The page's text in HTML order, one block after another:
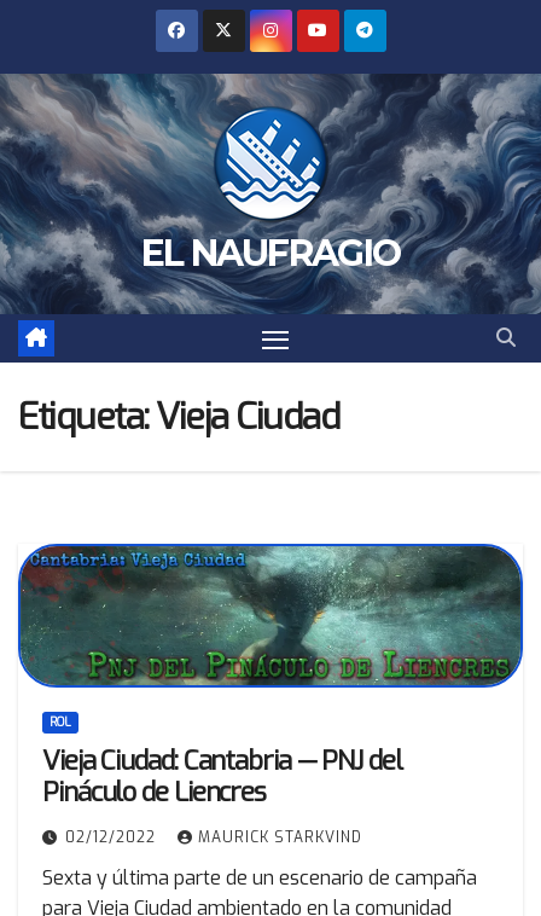
contenido
EL NAUFRAGIO
Etiqueta:Vieja Ciudad
ROL
Vieja Ciudad: Cantabria — PNJ del
Pináculo de Liencres
02/12/2022 MAURICK STARKVIND
Sexta y última parte de un escenario de campaña
para Vieja Ciudad ambientado en la comunidad